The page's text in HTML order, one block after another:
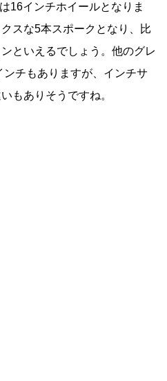
16インチホイールとなりま
スな5本スポークとなり、比
といえるでしょう。他のグレ
チもありますが、インチサ
もありそうですね。